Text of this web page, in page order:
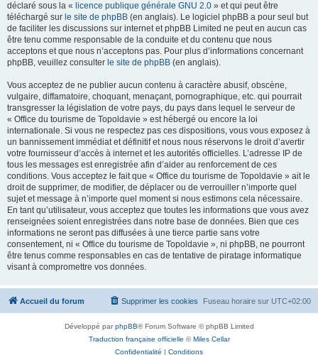
déclaré sous la « licence publique générale GNU 2.0 » et qui peut être
téléchargé sur le site de phpBB (en anglais). Le logiciel phpBB a pour seul but
de faciliter les discussions sur internet et phpBB Limited ne peut en aucun cas
être tenu comme responsable de la conduite et du contenu que nous
acceptons et que nous n’acceptons pas. Pour plus d’informations concernant
phpBB, veuillez consulter le site de phpBB (en anglais).
Vous acceptez de ne publier aucun contenu à caractère abusif, obscène,
vulgaire, diffamatoire, choquant, menaçant, pornographique, etc. qui pourrait
transgresser la législation de votre pays, du pays dans lequel le serveur de
« Office du tourisme de Topoldavie » est hébergé ou encore la loi
internationale. Si vous ne respectez pas ces dispositions, vous vous exposez à
un bannissement immédiat et définitif et nous nous réservons le droit d’avertir
votre fournisseur d’accès à internet et les autorités officielles. L’adresse IP de
tous les messages est enregistrée afin d’aider au renforcement de ces
conditions. Vous acceptez le fait que « Office du tourisme de Topoldavie » ait le
droit de supprimer, de modifier, de déplacer ou de verrouiller n’importe quel
sujet et message à n’importe quel moment si nous estimons cela nécessaire.
En tant qu’utilisateur, vous acceptez que toutes les informations que vous avez
renseignées soient enregistrées dans notre base de données. Bien que ces
informations ne seront pas diffusées à une tierce partie sans votre
consentement, ni « Office du tourisme de Topoldavie », ni phpBB, ne pourront
être tenus comme responsables en cas de tentative de piratage informatique
visant à compromettre vos données.
Accueil du forum Fuseau horaire sur UTC+02:00
Supprimer les cookies
Développé parphpBB® Forum Software © phpBB Limited
Traduction française officielle ©Miles Cellar
Confidentialité | Conditions